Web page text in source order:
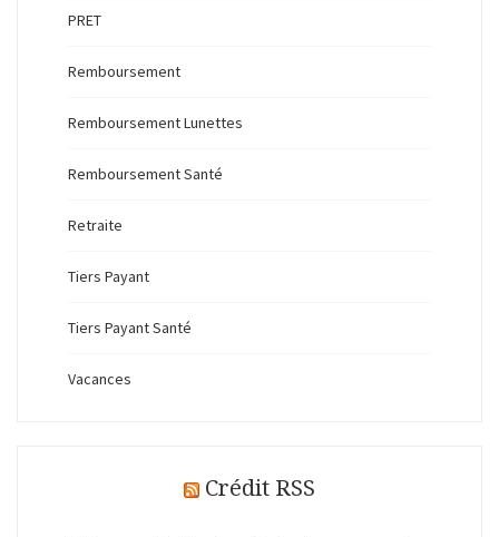
PRET
Remboursement
Remboursement Lunettes
Remboursement Santé
Retraite
Tiers Payant
Tiers Payant Santé
Vacances
Crédit RSS